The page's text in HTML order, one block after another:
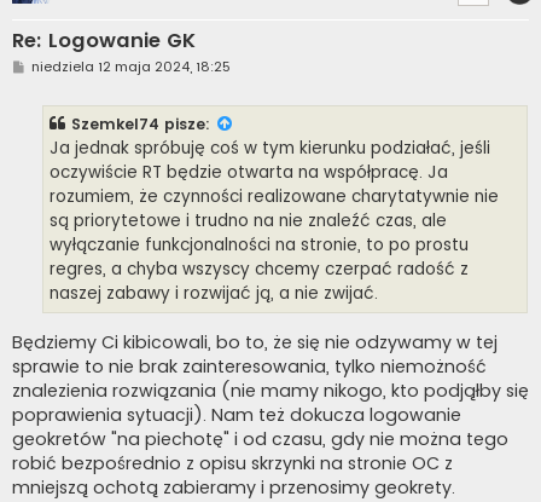
Re: Logowanie GK
Pniedziela 12 maja 2024, 18:25
Szemkel74 pisze:
Ja jednak spróbuję coś w tym kierunku podziałać, jeśli
oczywiście RT będzie otwarta na współpracę. Ja
rozumiem, że czynności realizowane charytatywnie nie
są priorytetowe i trudno na nie znaleźć czas, ale
wyłączanie funkcjonalności na stronie, to po prostu
regres, a chyba wszyscy chcemy czerpać radość z
naszej zabawy i rozwijać ją, a nie zwijać.
Będziemy Ci kibicowali, bo to, że się nie odzywamy w tej
sprawie to nie brak zainteresowania, tylko niemożność
znalezienia rozwiązania (nie mamy nikogo, kto podjąłby się
poprawienia sytuacji). Nam też dokucza logowanie
geokretów "na piechotę" i od czasu, gdy nie można tego
robić bezpośrednio z opisu skrzynki na stronie OC z
mniejszą ochotą zabieramy i przenosimy geokrety.